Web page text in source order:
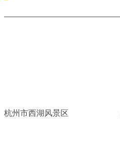
杭州市西湖风景区